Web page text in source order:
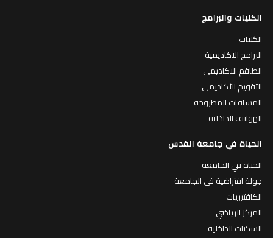
الكليات والبرامج
الكليات
البرامج الاكاديمية
الطاقم الاكاديمي
التقويم الأكاديمي
المساقات المطروحة
الهواتف الداخلية
الحياة في جامعة القدس
الحياة في الجامعة
جولة افتراضية في الجامعة
الكافتيريات
المركز الرياضي
السكنات الداخلية